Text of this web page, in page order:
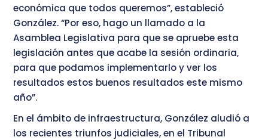
económica que todos queremos”, estableció
González. “Por eso, hago un llamado a la
Asamblea Legislativa para que se apruebe esta
legislación antes que acabe la sesión ordinaria,
para que podamos implementarlo y ver los
resultados estos buenos resultados este mismo
año”.
En el ámbito de infraestructura, González aludió a
los recientes triunfos judiciales, en el Tribunal